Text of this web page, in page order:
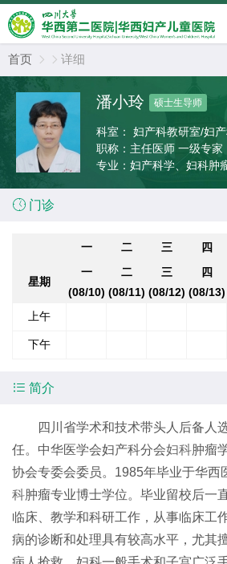
首页   详细
潘小玲 硕士生导师
科室：
职称： 主任医师 一级专家
专业： 妇产科学、妇科肿
 门诊
一 二 三 四
星期
一
(08/10)
二
(08/11)
三
(08/12)
四
(08/13)
上午
下午
 简介
四川省学术和技术带头人后备人
任。中华医学会妇产科分会妇科肿瘤
协会专委会委员。1985年毕业于华西
科肿瘤专业博士学位。毕业留校后一
临床、教学和科研工作，从事临床工
病的诊断和处理具有较高水平，尤其